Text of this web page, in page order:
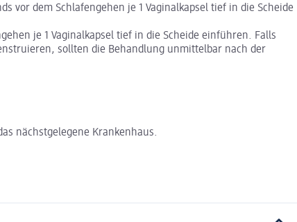
vor dem Schlafengehen je 1 Vaginalkapsel tief in die Scheide
je 1 Vaginalkapsel tief in die Scheide einführen. Falls
sollten die Behandlung unmittelbar nach der
nächstgelegene Krankenhaus.